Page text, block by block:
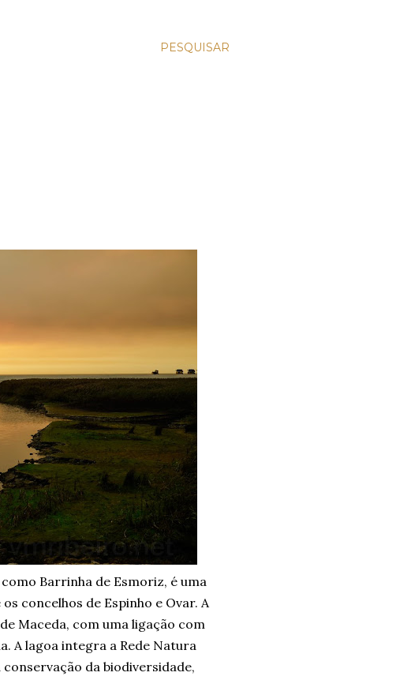
PESQUISAR
Barrinha de Esmoriz, é uma
concelhos de Espinho e Ovar. A
Maceda, com uma ligação com
A lagoa integra a Rede Natura
da biodiversidade,